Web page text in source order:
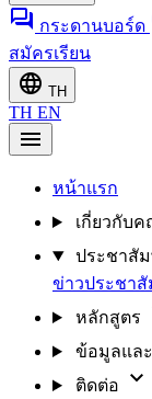
forum กระดานบอร์ด
สมัครเรียน
language TH
TH EN
menu
หน้าแรก
เกี่ยวกับค
ประชาสั
ข่าวประชา
หลักสูตร
ข้อมูลแล
ติดต่อ expand_more